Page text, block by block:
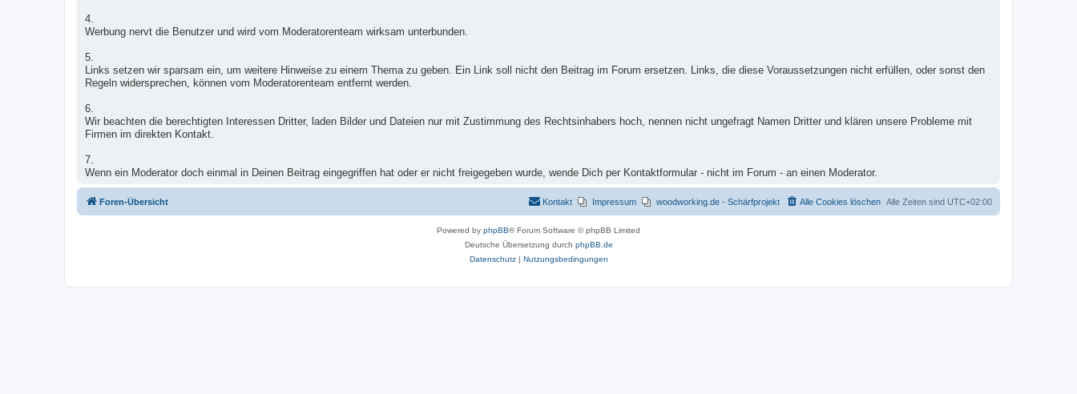
4.
Werbung nervt die Benutzer und wird vom Moderatorenteam wirksam unterbunden.
5.
Links setzen wir sparsam ein, um weitere Hinweise zu einem Thema zu geben. Ein Link soll nicht den Beitrag im Forum ersetzen. Links, die diese Voraussetzungen nicht erfüllen, oder sonst den
Regeln widersprechen, können vom Moderatorenteam entfernt werden.
6.
Wir beachten die berechtigten Interessen Dritter, laden Bilder und Dateien nur mit Zustimmung des Rechtsinhabers hoch, nennen nicht ungefragt Namen Dritter und klären unsere Probleme mit
Firmen im direkten Kontakt.
7.
Wenn ein Moderator doch einmal in Deinen Beitrag eingegriffen hat oder er nicht freigegeben wurde, wende Dich per Kontaktformular - nicht im Forum - an einen Moderator.
Foren-Übersicht Alle Zeiten sind UTC+02:00
Alle Cookies löschen
woodworking.de - Schärfprojekt
Impressum
Kontakt
Powered by phpBB® Forum Software © phpBB Limited
Deutsche Übersetzung durch phpBB.de
Datenschutz| Nutzungsbedingungen